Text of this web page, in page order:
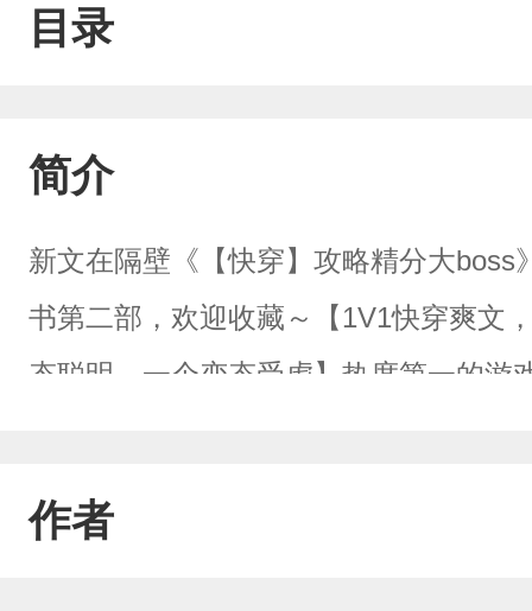
目录
简介
新文在隔壁《【快穿】攻略精分大
书第二部，欢迎收藏～【1V1快穿爽文
态聪明，一个变态受虐】热度第一的游
阖：？？影帝，你马甲掉了你知道吗
作者